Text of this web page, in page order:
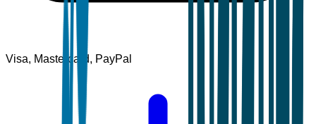
Visa, Mastercard, PayPal